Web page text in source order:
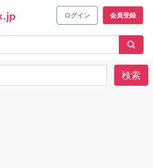
ログイン 会員登録
検索